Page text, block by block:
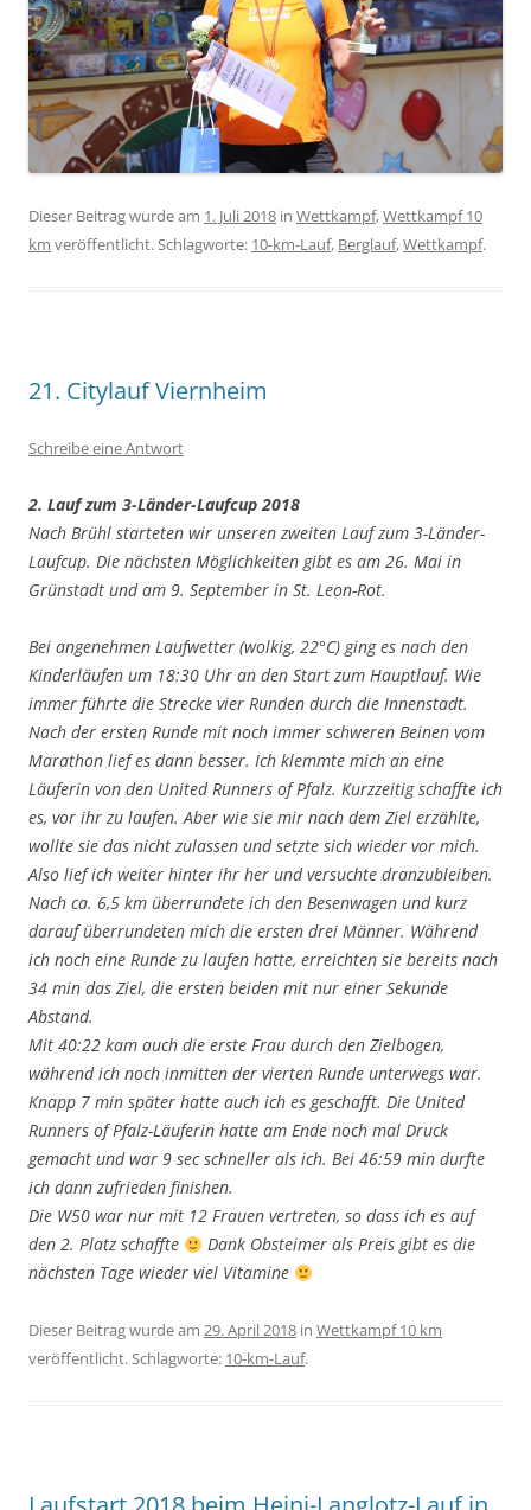
Dieser Beitrag wurde am 1. Juli 2018 in Wettkampf,Wettkampf 10
km veröffentlicht. Schlagworte: 10-km-Lauf, Berglauf,Wettkampf.
21. Citylauf Viernheim
Schreibe eine Antwort
2. Lauf zum 3-Länder-Laufcup 2018
Nach Brühl starteten wir unseren zweiten Lauf zum 3-Länder-
Laufcup. Die nächsten Möglichkeiten gibt es am 26. Mai in
Grünstadt und am 9. September in St. Leon-Rot.
Bei angenehmen Laufwetter (wolkig, 22°C) ging es nach den
Kinderläufen um 18:30 Uhr an den Start zum Hauptlauf. Wie
immer führte die Strecke vier Runden durch die Innenstadt.
Nach der ersten Runde mit noch immer schweren Beinen vom
Marathon lief es dann besser. Ich klemmte mich an eine
Läuferin von den United Runners of Pfalz. Kurzzeitig schaffte ich
es, vor ihr zu laufen. Aber wie sie mir nach dem Ziel erzählte,
wollte sie das nicht zulassen und setzte sich wieder vor mich.
Also lief ich weiter hinter ihr her und versuchte dranzubleiben.
Nach ca. 6,5 km überrundete ich den Besenwagen und kurz
darauf überrundeten mich die ersten drei Männer. Während
ich noch eine Runde zu laufen hatte, erreichten sie bereits nach
34 min das Ziel, die ersten beiden mit nur einer Sekunde
Abstand.
Mit 40:22 kam auch die erste Frau durch den Zielbogen,
während ich noch inmitten der vierten Runde unterwegs war.
Knapp 7 min später hatte auch ich es geschafft. Die United
Runners of Pfalz-Läuferin hatte am Ende noch mal Druck
gemacht und war 9 sec schneller als ich. Bei 46:59 min durfte
ich dann zufrieden finishen.
Die W50 war nur mit 12 Frauen vertreten, so dass ich es auf
den 2. Platz schaffte
Dank Obsteimer als Preis gibt es die
nächsten Tage wieder viel Vitamine
Dieser Beitrag wurde am 29. April 2018 in Wettkampf 10 km
veröffentlicht. Schlagworte: 10-km-Lauf.